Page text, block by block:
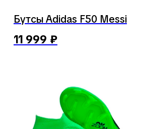
Бутсы Adidas F50 Messi
11 999 ₽